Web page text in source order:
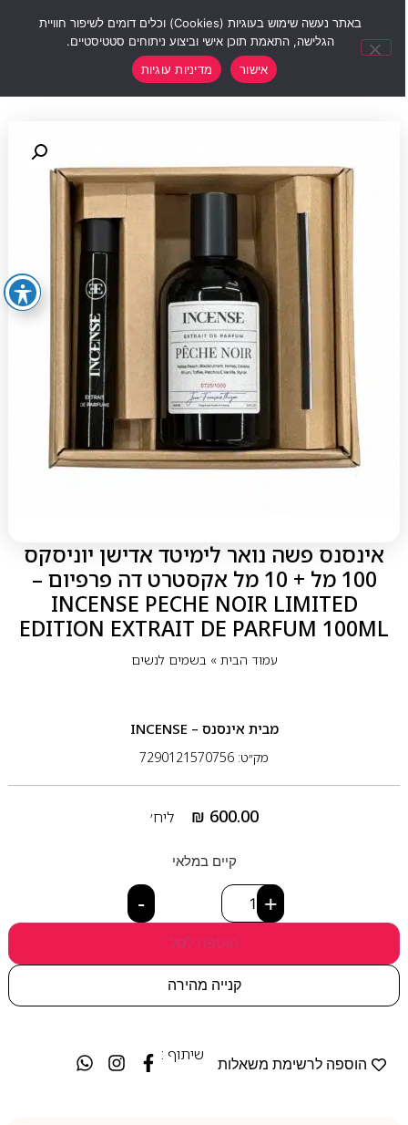
אינסנס פשה נואר לימיטד אדישן יוניסקס
100 מל + 10 מל אקסטרט דה פרפיום –
INCENSE PECHE NOIR LIMITED
EDITION EXTRAIT DE PARFUM 100ML
עמוד הבית» בשמים לנשים
מבית אינסנס – INCENSE
מק״ט: 7290121570756
₪ 600.00 ליח׳
קיים במלאי
- +
הוספה לסל
קנייה מהירה
הוספה לרשימת משאלות
שיתוף :
באתר נעשה שימוש בעוגיות (Cookies) וכלים דומים לשיפור חוויית
הגלישה, התאמת תוכן אישי וביצוע ניתוחים סטטיסטיים.
אישור
מדיניות עוגיות